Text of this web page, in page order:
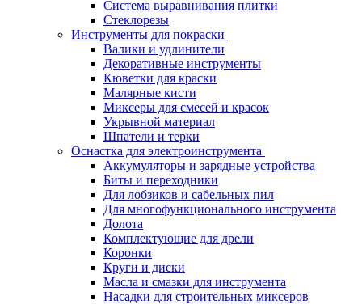
Система выравнивания плитки
Стеклорезы
Инструменты для покраски
Валики и удлинители
Декоративные инструменты
Кюветки для краски
Малярные кисти
Миксеры для смесей и красок
Укрывной материал
Шпатели и терки
Оснастка для электроинструмента
Аккумуляторы и зарядные устройства
Биты и переходники
Для лобзиков и сабельных пил
Для многофункционального инструмента
Долота
Комплектующие для дрели
Коронки
Круги и диски
Масла и смазки для инструмента
Насадки для строительных миксеров